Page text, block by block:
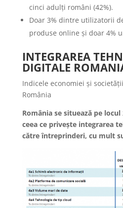
cinci adulți români (42%).
Doar 3% dintre utilizatorii
produse online și doar 4%
INTEGRAREA
DIGITALE
Indicele economiei și
România
România se situează pe
ceea ce privește integrarea
către întreprinderi, cu mult